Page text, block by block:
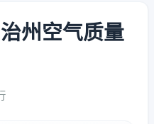
州空气质量